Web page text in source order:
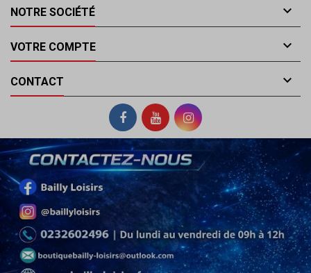
NOTRE SOCIÉTÉ 
VOTRE COMPTE 
CONTACT 